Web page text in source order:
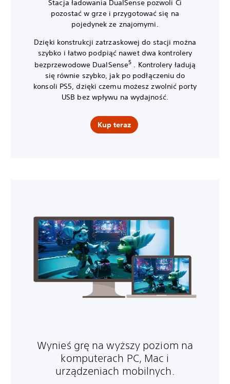
Stacja ładowania DualSense pozwoli Ci
pozostać w grze i przygotować się na
pojedynek ze znajomymi.
Dzięki konstrukcji zatrzaskowej do stacji można
szybko i łatwo podpiąć nawet dwa kontrolery
bezprzewodowe DualSense5 . Kontrolery ładują
się równie szybko, jak po podłączeniu do
konsoli PS5, dzięki czemu możesz zwolnić porty
USB bez wpływu na wydajność.
Kup teraz
Wynieś grę na wyższy poziom na
komputerach PC, Mac i
urządzeniach mobilnych.